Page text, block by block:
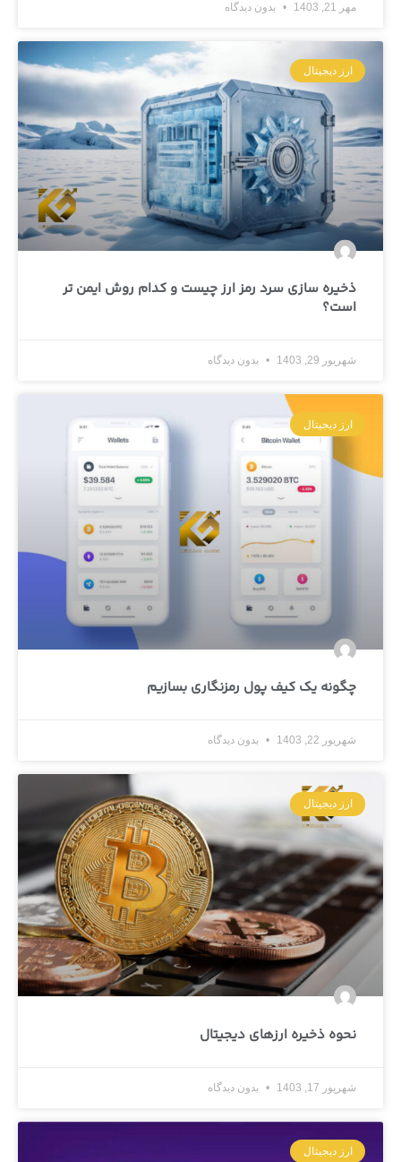
مهر 21, 1403 بدون دیدگاه
ارز دیجیتال
ذخیره سازی سرد رمز ارز چیست و کدام روش ایمن تر
است؟
شهریور 29, 1403 بدون دیدگاه
ارز دیجیتال
چگونه یک کیف پول رمزنگاری بسازیم
شهریور 22, 1403 بدون دیدگاه
ارز دیجیتال
نحوه ذخیره ارزهای دیجیتال
شهریور 17, 1403 بدون دیدگاه
ارز دیجیتال